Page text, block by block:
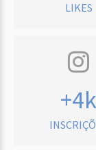
LIKES
+4k